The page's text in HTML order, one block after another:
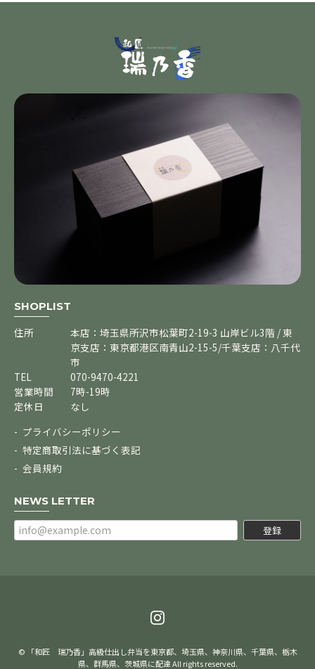
SHOPLIST
住所
本店：埼玉県所沢市松葉町2-19-3 山岸ビル3階 / 東
京支店：東京都港区南青山2-15-5/千葉支店：八千代
市
TEL
070-9470-4221
営業時間
7時-19時
定休日
なし
プライバシーポリシー
特定商取引法に基づく表記
会員規約
NEWS LETTER
登録
© 「和匠 瑞乃香」高級仕出し弁当を東京都、埼玉県、神奈川県、千葉県、栃木
県、群馬県、茨城県に配達 All rights reserved.